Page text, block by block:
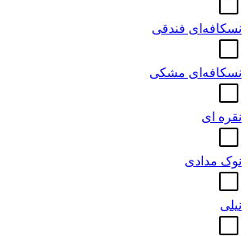
نسکافه‌ای فندقی
نسکافه‌ای مشکی
نقره ای
نوک مدادی
نیلی